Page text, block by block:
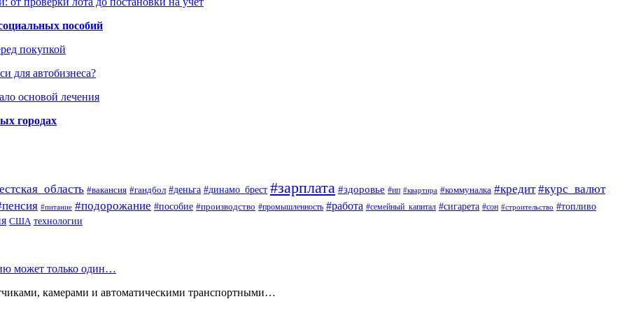
пособий
покупкой
для автобизнеса?
основой лечения
городах
#вакансия #гандбол #деньга #динамо_брест #зарплата #здоровье #ип #квартира #коммуналка #кредит #курс_валют
#питание #подорожание #пособие #производство #промышленность #работа #семейный_капитал #сигарета #сон #строительство #топливо
США технологии
может только один…
камерами и автоматическими транспортными…